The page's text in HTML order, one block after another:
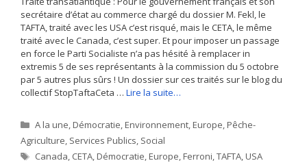
secrétaire d’état au commerce chargé du dossier M. Fekl, le
TAFTA, traité avec les USA c’est risqué, mais le CETA, le même
traité avec le Canada, c’est super. Et pour imposer un passage
en force le Parti Socialiste n’a pas hésité à remplacer in
extremis 5 de ses représentants à la commission du 5 octobre
par 5 autres plus sûrs ! Un dossier sur ces traités sur le blog du
collectif StopTaftaCeta … Lire la suite…
Catégories
A la une Démocratie Environnement, Europe Pêche-
Agriculture Services Publics Social
Étiquettes
Canada CETA, Démocratie Europe Ferroni TAFTA, USA